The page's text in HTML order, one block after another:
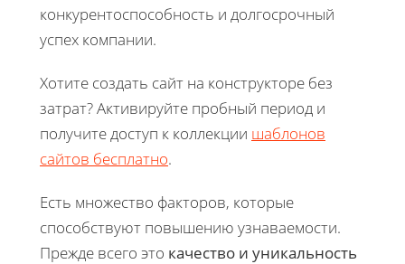
конкурентоспособность и долгосрочный
успех компании.
Хотите создать сайт на конструкторе без
затрат? Активируйте пробный период и
получите доступ к коллекции шаблонов
сайтов бесплатно.
Есть множество факторов, которые
способствуют повышению узнаваемости.
Прежде всего это качество и уникальность